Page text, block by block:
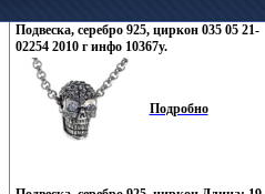
Подвеска, серебро 925, циркон 035 05 21-
02254 2010 г инфо 10367y.
Подробно